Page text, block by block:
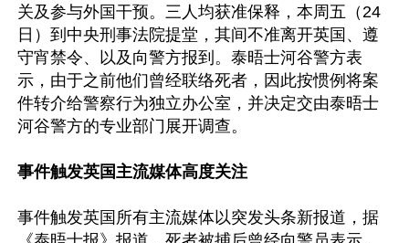
关及参与外国干预。三人均获准保释，本周五（24
日）到中央刑事法院提堂，其间不准离开英国、遵
守宵禁令、以及向警方报到。泰晤士河谷警方表
示，由于之前他们曾经联络死者，因此按惯例将案
件转介给警察行为独立办公室，并决定交由泰晤士
河谷警方的专业部门展开调查。
事件触发英国主流媒体高度关注
事件触发英国所有主流媒体以突发头条新报道，据